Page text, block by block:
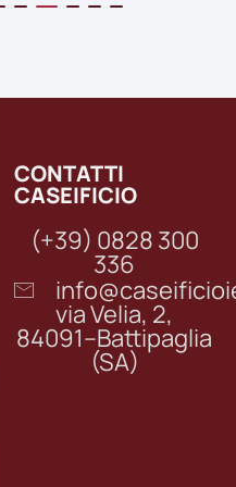
(+39) 0828 300
336
via Velia, 2,
84091–Battipaglia
(SA)
CONTATTI
CASEIFICIO